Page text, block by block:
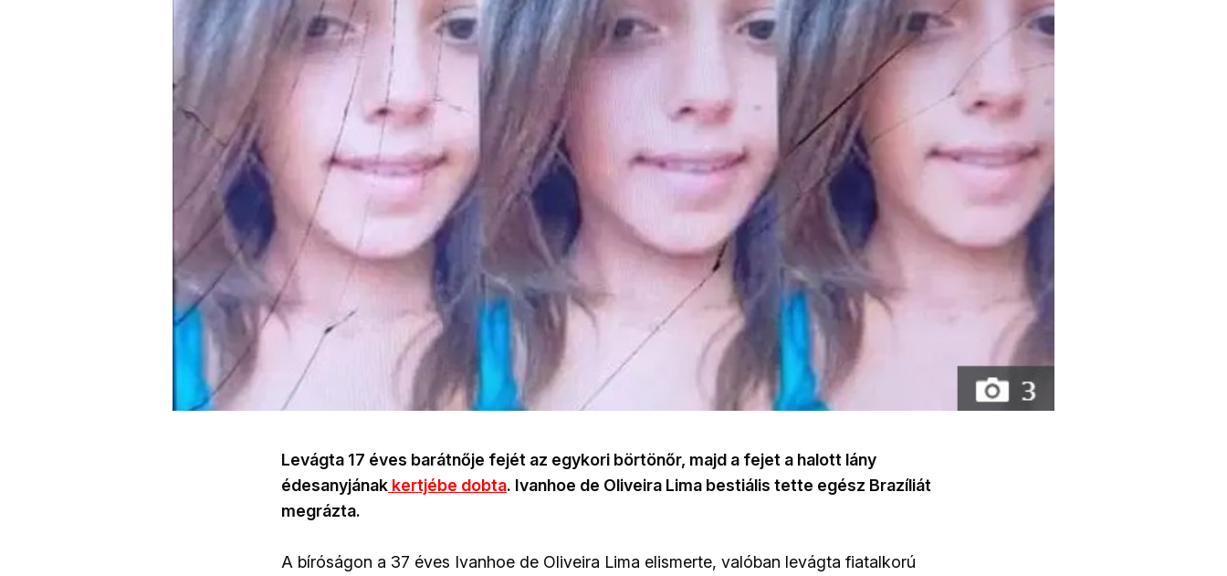
Levágta 17 éves barátnője fejét az egykori börtönőr, majd a fejet a halott lány
édesanyjának kertjébe dobta. Ivanhoe de Oliveira Lima bestiális tette egész Brazíliát
megrázta.
A bíróságon a 37 éves Ivanhoe de Oliveira Lima elismerte, valóban levágta fiatalkorú